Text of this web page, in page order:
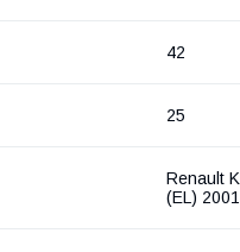
42
25
Renault
(EL)